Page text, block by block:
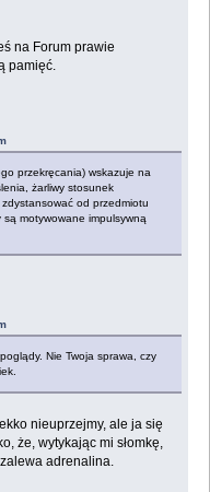
na Forum prawie
pamięć.
przekręcania) wskazuje na
żarliwy stosunek
od przedmiotu
motywowane impulsywną
Nie Twoja sprawa, czy
nieuprzejmy, ale ja się
że, wytykając mi słomkę,
adrenalina.